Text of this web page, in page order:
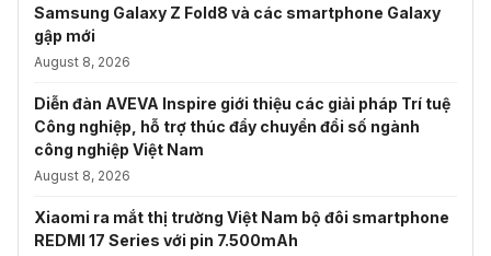
Samsung Galaxy Z Fold8 và các smartphone Galaxy
gập mới
August 8, 2026
Diễn đàn AVEVA Inspire giới thiệu các giải pháp Trí tuệ
Công nghiệp, hỗ trợ thúc đẩy chuyển đổi số ngành
công nghiệp Việt Nam
August 8, 2026
Xiaomi ra mắt thị trường Việt Nam bộ đôi smartphone
REDMI 17 Series với pin 7.500mAh